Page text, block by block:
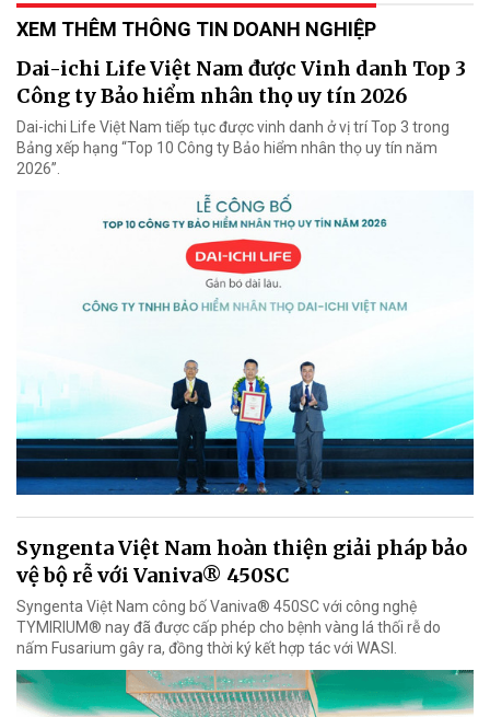
XEM THÊM THÔNG TIN DOANH NGHIỆP
Dai-ichi Life Việt Nam được Vinh danh Top 3
Công ty Bảo hiểm nhân thọ uy tín 2026
Dai-ichi Life Việt Nam tiếp tục được vinh danh ở vị trí Top 3 trong
Bảng xếp hạng “Top 10 Công ty Bảo hiểm nhân thọ uy tín năm
2026”.
Syngenta Việt Nam hoàn thiện giải pháp bảo
vệ bộ rễ với Vaniva® 450SC
Syngenta Việt Nam công bố Vaniva® 450SC với công nghệ
TYMIRIUM® nay đã được cấp phép cho bệnh vàng lá thối rễ do
nấm Fusarium gây ra, đồng thời ký kết hợp tác với WASI.